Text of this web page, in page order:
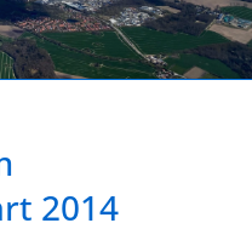
2014